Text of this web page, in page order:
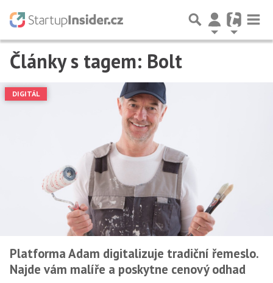
Články s tagem: Bolt
DIGITÁL
Platforma Adam digitalizuje tradiční řemeslo.
Najde vám malíře a poskytne cenový odhad